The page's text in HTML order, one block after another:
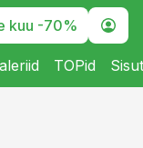
kuu -70%
TOPid